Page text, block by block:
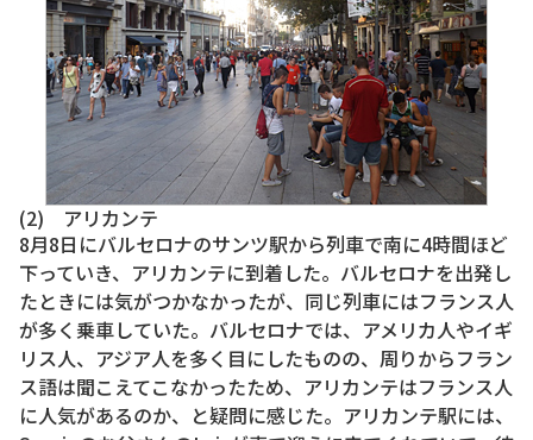
(2) アリカンテ
8月8日にバルセロナのサンツ駅から列車で南に4時間ほど
下っていき、アリカンテに到着した。バルセロナを出発し
たときには気がつかなかったが、同じ列車にはフランス人
が多く乗車していた。バルセロナでは、アメリカ人やイギ
リス人、アジア人を多く目にしたものの、周りからフラン
ス語は聞こえてこなかったため、アリカンテはフランス人
に人気があるのか、と疑問に感じた。アリカンテ駅には、